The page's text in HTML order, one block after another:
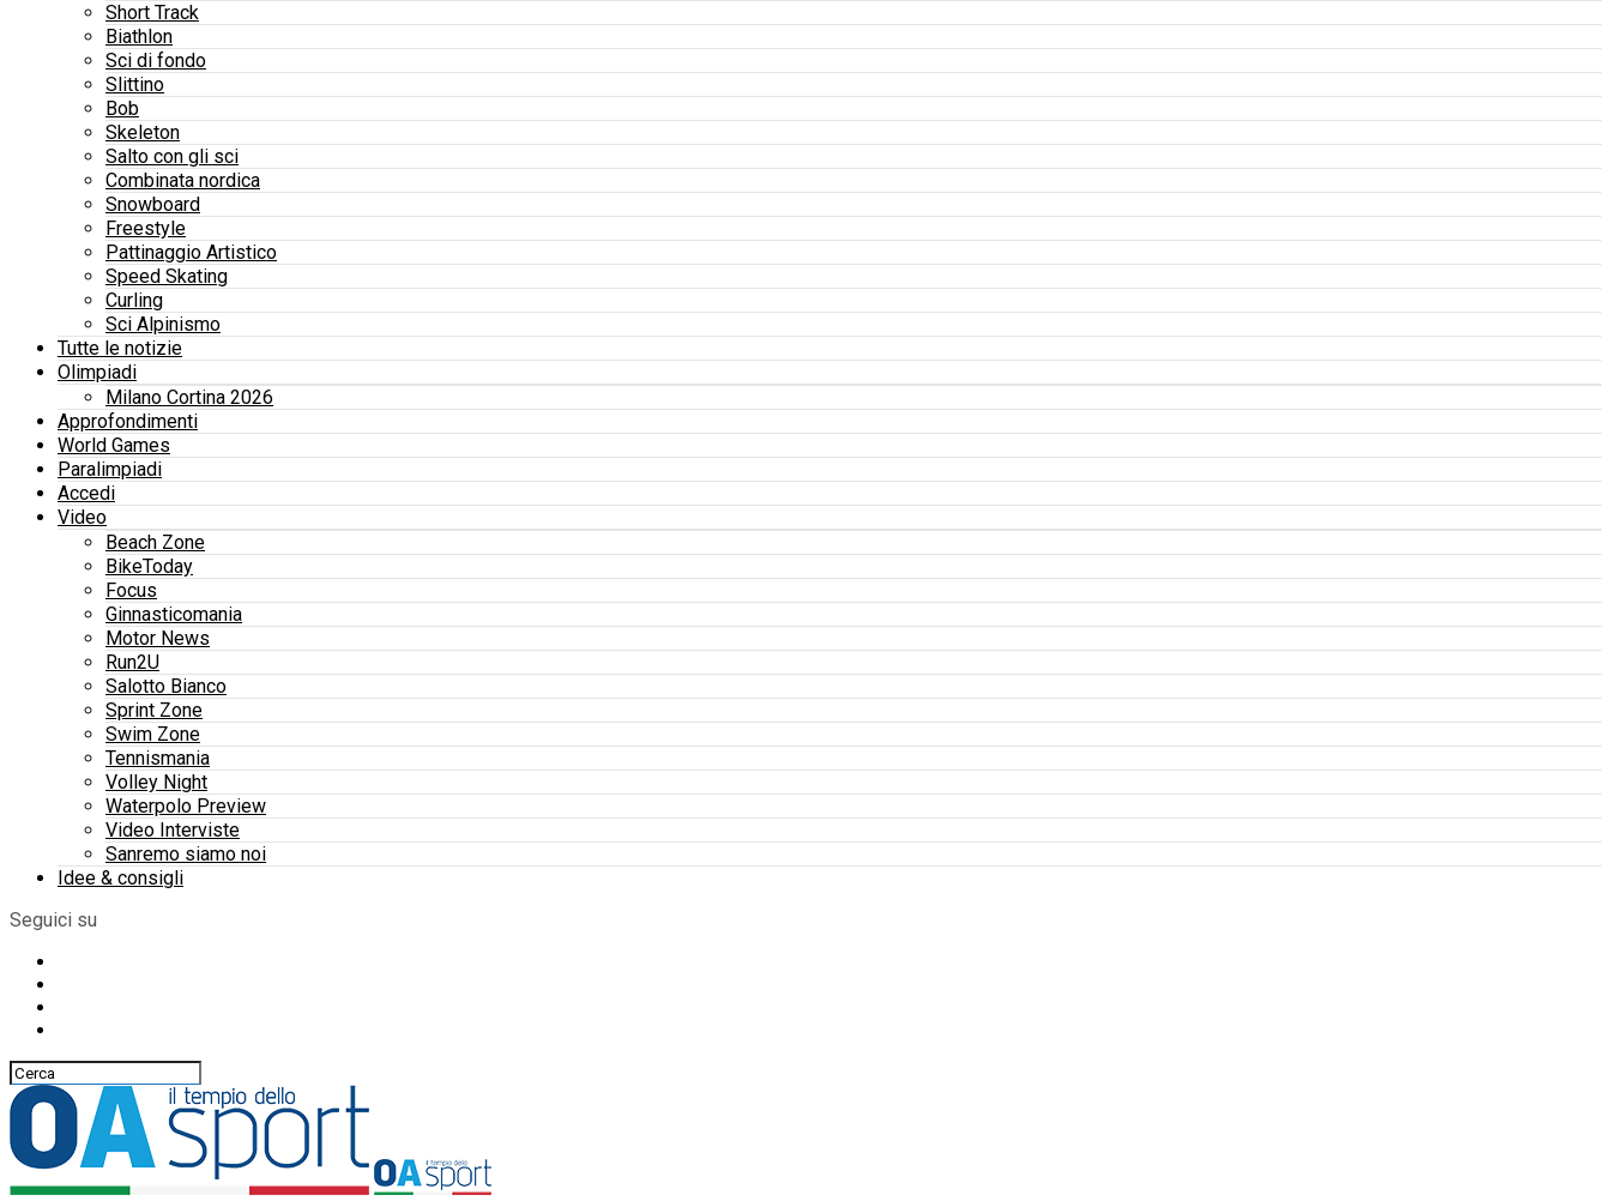
Short Track
Biathlon
Sci di fondo
Slittino
Bob
Skeleton
Salto con gli sci
Combinata nordica
Snowboard
Freestyle
Pattinaggio Artistico
Speed Skating
Curling
Sci Alpinismo
Tutte le notizie
Olimpiadi
Milano Cortina 2026
Approfondimenti
World Games
Paralimpiadi
Accedi
Video
Beach Zone
BikeToday
Focus
Ginnasticomania
Motor News
Run2U
Salotto Bianco
Sprint Zone
Swim Zone
Tennismania
Volley Night
Waterpolo Preview
Video Interviste
Sanremo siamo noi
Idee & consigli
Seguici su